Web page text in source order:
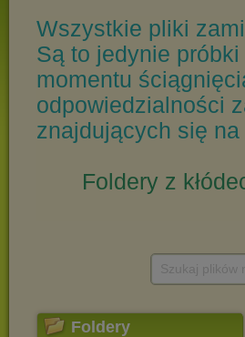
Foldery